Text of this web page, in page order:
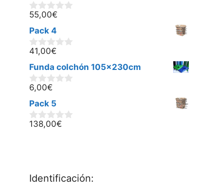
0
d
e
5
55,00€
Pack 4
0
d
e
5
41,00€
Funda colchón 105x230cm
0
d
e
5
6,00€
Pack 5
0
138,00€
Identificación: